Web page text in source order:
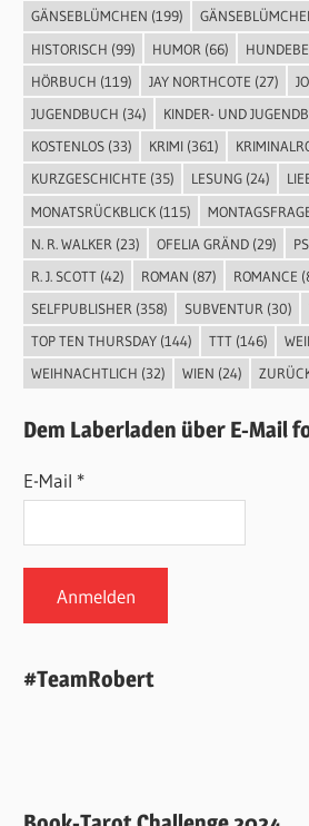
GÄNSEBLÜMCHEN (199)
HISTORISCH (99) HUMOR (66)
HÖRBUCH (119) JAY NORTHCOTE (27)
JUGENDBUCH (34) KINDER- UND
KOSTENLOS(33) KRIMI(361)
KURZGESCHICHTE (35) LESUNG(24)
MONATSRÜCKBLICK(115)
N. R. WALKER (23) OFELIA GRÄND(29)
R. J. SCOTT(42) ROMAN (87) ROMANCE
SELFPUBLISHER (358) SUBVENTUR (30)
TOP TEN THURSDAY(144) TTT(146)
WEIHNACHTLICH (32) WIEN (24)
Dem Laberladen über E-Mail
E-Mail *
#TeamRobert